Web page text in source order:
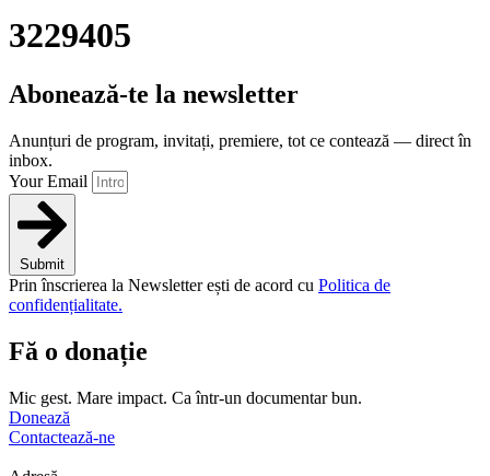
3229405
Abonează-te la newsletter
Anunțuri de program, invitați, premiere, tot ce contează — direct în
inbox.
Your Email
Submit
Prin înscrierea la Newsletter ești de acord cu Politica de
confidențialitate.
Fă o donație
Mic gest. Mare impact. Ca într-un documentar bun.
Donează
Contactează-ne